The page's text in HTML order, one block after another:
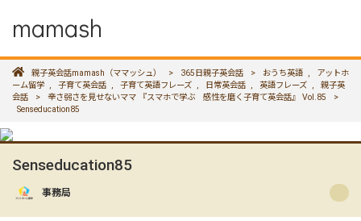
mamash
親子英会話mamash（ママッシュ） > 365日親子英会話 > おうち英語 ,
アットホ
ーム留学 , 子育て英会話 , 子育て英語フレーズ , 日常英会話 , 英語フレーズ ,
親子英
会話
> 辛さ弱さを見せないママ 『スマホで学ぶ 感性を磨く子育て英会話』 Vol.85
>
Senseducation85
Senseducation85
事務局